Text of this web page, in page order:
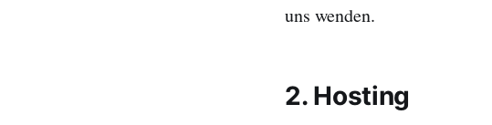
uns wenden.
2. Hosting